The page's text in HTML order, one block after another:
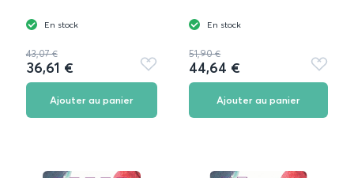
En stock
43,07 €
36,61 €
Ajouter
aux
Ajouter au panier
En stock
51,90 €
44,64 €
Ajouter
aux
Ajouter au panier